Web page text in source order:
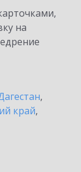
на
,
край,